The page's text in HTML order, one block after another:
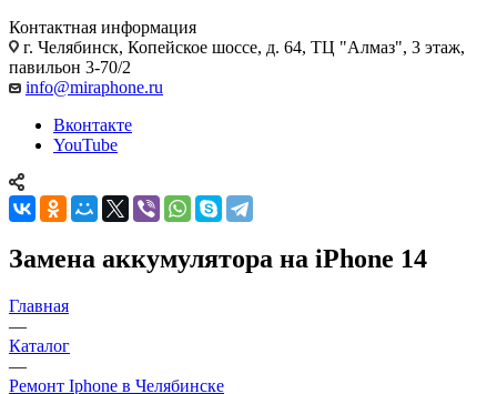
Контактная информация
г. Челябинск, Копейское шоссе, д. 64, ТЦ "Алмаз", 3 этаж,
павильон 3-70/2
info@miraphone.ru
Вконтакте
YouTube
Замена аккумулятора на iPhone 14
Главная
—
Каталог
—
Ремонт Iphone в Челябинске